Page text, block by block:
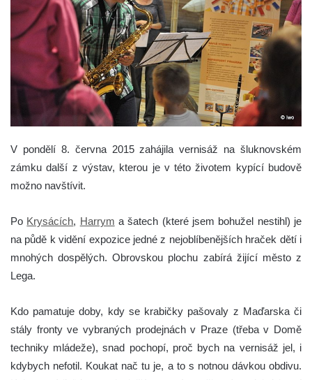
V pondělí 8. června 2015 zahájila vernisáž na šluknovském
zámku další z výstav, kterou je v této životem kypící budově
možno navštívit.
Po Krysácích, Harrym a šatech (které jsem bohužel nestihl) je
na půdě k vidění expozice jedné z nejoblíbenějších hraček dětí i
mnohých dospělých. Obrovskou plochu zabírá žijící město z
Lega.
Kdo pamatuje doby, kdy se krabičky pašovaly z Maďarska či
stály fronty ve vybraných prodejnách v Praze (třeba v Domě
techniky mládeže), snad pochopí, proč bych na vernisáž jel, i
kdybych nefotil. Koukat nač tu je, a to s notnou dávkou obdivu.